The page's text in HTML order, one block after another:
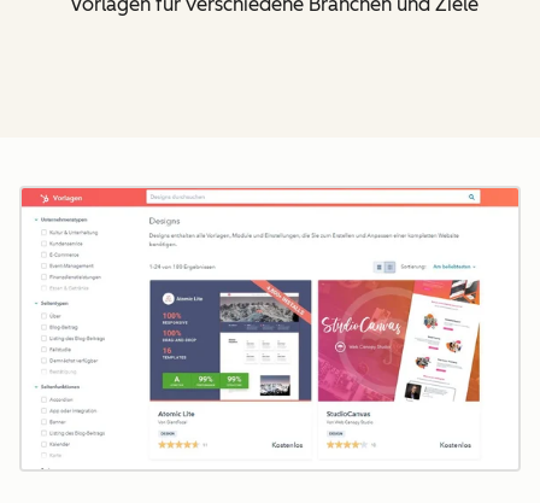
Vorlagen für verschiedene Branchen und Ziele